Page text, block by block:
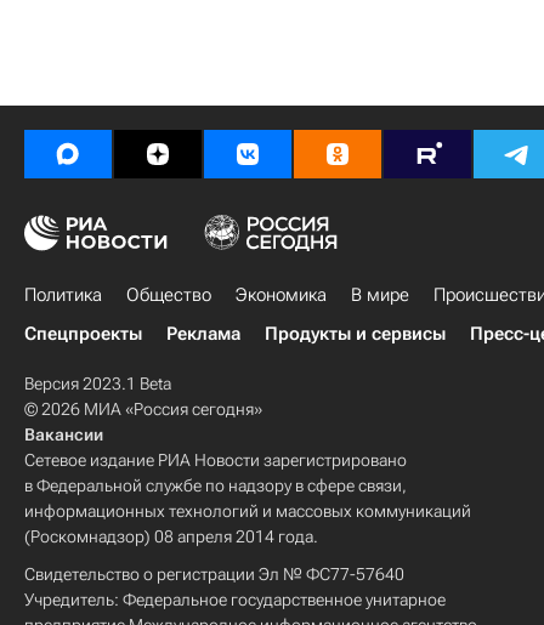
Политика Общество Экономика В мире
Спецпроекты
Реклама Продукты и сервисы Пресс-
Версия 2023.1 Beta
© 2026 МИА «Россия сегодня»
Вакансии
Сетевое издание РИА Новости зарегистрировано
в Федеральной службе по надзору в сфере связи,
информационных технологий и массовых коммуникаций
(Роскомнадзор) 08 апреля 2014 года.
Свидетельство о регистрации Эл № ФС77-57640
Учредитель: Федеральное государственное унитарное